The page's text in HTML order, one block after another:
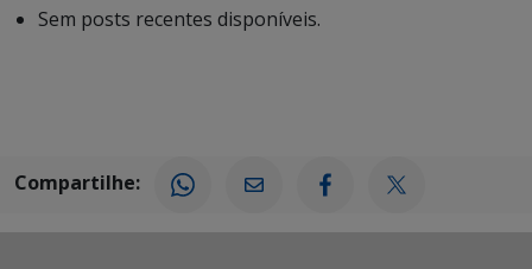
Sem posts recentes disponíveis.
Compartilhe: